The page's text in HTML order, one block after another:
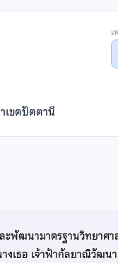
เขตปัตตานี
ะพัฒนามาตรฐานวิทยาศ
งเธอ เจ้าฟ้ากัลยาณิวัฒน